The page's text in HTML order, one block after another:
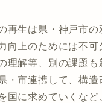
再生は県・神戸市
向上のためには不
理解等、別の課題も
・市連携して、構造
国に求めていくなど